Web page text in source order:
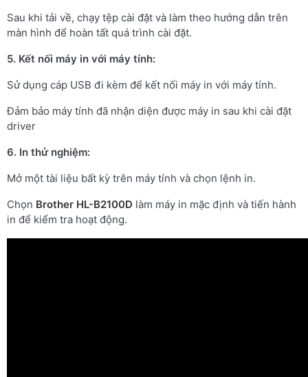
Sau khi tải về, chạy tệp cài đặt và làm theo hướng dẫn trên
màn hình để hoàn tất quá trình cài đặt.
5. Kết nối máy in với máy tính:
Sử dụng cáp USB đi kèm để kết nối máy in với máy tính.​
Đảm bảo máy tính đã nhận diện được máy in sau khi cài đặt
driver
6. In thử nghiệm:
Mở một tài liệu bất kỳ trên máy tính và chọn lệnh in.​
Chọn Brother HL-B2100D làm máy in mặc định và tiến hành
in để kiểm tra hoạt động.